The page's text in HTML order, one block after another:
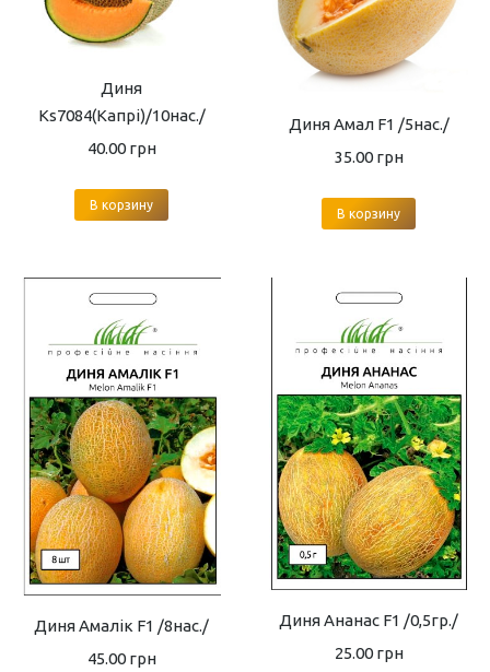
Диня
Ks7084(Капрі)/10нас./
40.00 грн
В корзину
Диня Амал F1 /5нас./
35.00 грн
В корзину
Диня Амалік F1 /8нас./
45.00 грн
Диня Ананас F1 /0,5гр./
25.00 грн